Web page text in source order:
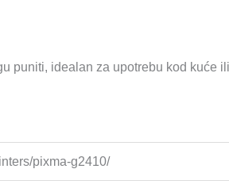
puniti, idealan za upotrebu kod
pixma-g2410/